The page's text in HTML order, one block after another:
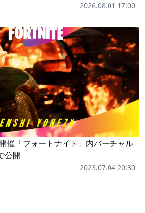
2026.08.01 17:00
催「フォートナイト」内バーチャル
公開
2023.07.04 20:30